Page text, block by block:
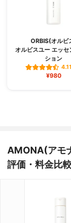
ORBIS(オルビ
オルビスユー エッセ
ション
4.11
¥980
AMONA(アモ
評価・料金比